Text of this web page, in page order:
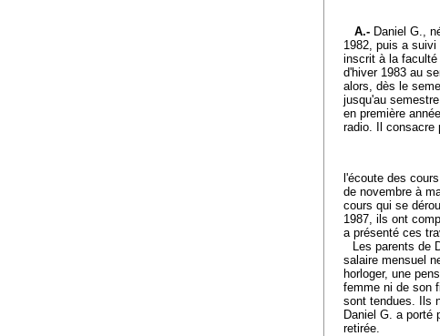
A.- Daniel G.,
1982, puis a
inscrit à la
d'hiver 1983 au
alors, dès le
jusqu'au
en première
radio. Il consacre
l'écoute des
de novembre à
cours qui se
1987, ils ont
a présenté ces
Les parents de
salaire mensuel
horloger, une
femme ni de son
sont tendues. Ils
Daniel G. a porté
retirée.